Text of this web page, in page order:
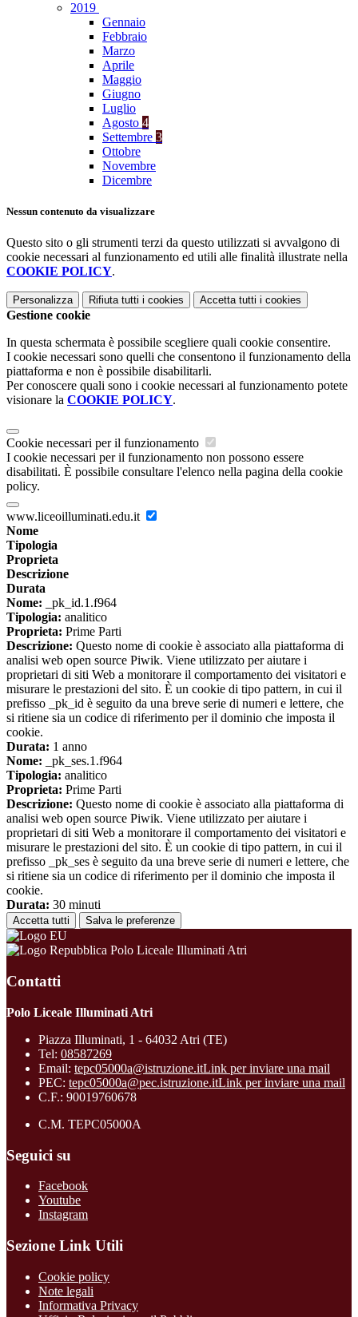
2019
Gennaio
Febbraio
Marzo
Aprile
Maggio
Giugno
Luglio
Agosto 4
Settembre 3
Ottobre
Novembre
Dicembre
Nessun contenuto da visualizzare
Questo sito o gli strumenti terzi da questo utilizzati si avvalgono di
cookie necessari al funzionamento ed utili alle finalità illustrate nella
COOKIE POLICY.
Personalizza Rifiuta tutti i cookies Accetta tutti i cookies
Gestione cookie
In questa schermata è possibile scegliere quali cookie consentire.
I cookie necessari sono quelli che consentono il funzionamento della
piattaforma e non è possibile disabilitarli.
Per conoscere quali sono i cookie necessari al funzionamento potete
visionare la COOKIE POLICY.
Cookie necessari per il funzionamento
I cookie necessari per il funzionamento non possono essere
disabilitati. È possibile consultare l'elenco nella pagina della cookie
policy.
www.liceoilluminati.edu.it
Nome
Tipologia
Proprieta
Descrizione
Durata
Nome: _pk_id.1.f964
Tipologia: analitico
Proprieta: Prime Parti
Descrizione: Questo nome di cookie è associato alla piattaforma di
analisi web open source Piwik. Viene utilizzato per aiutare i
proprietari di siti Web a monitorare il comportamento dei visitatori e
misurare le prestazioni del sito. È un cookie di tipo pattern, in cui il
prefisso _pk_id è seguito da una breve serie di numeri e lettere, che
si ritiene sia un codice di riferimento per il dominio che imposta il
cookie.
Durata: 1 anno
Nome: _pk_ses.1.f964
Tipologia: analitico
Proprieta: Prime Parti
Descrizione: Questo nome di cookie è associato alla piattaforma di
analisi web open source Piwik. Viene utilizzato per aiutare i
proprietari di siti Web a monitorare il comportamento dei visitatori e
misurare le prestazioni del sito. È un cookie di tipo pattern, in cui il
prefisso _pk_ses è seguito da una breve serie di numeri e lettere, che
si ritiene sia un codice di riferimento per il dominio che imposta il
cookie.
Durata: 30 minuti
Accetta tutti Salva le preferenze
Polo Liceale Illuminati Atri
Contatti
Polo Liceale Illuminati Atri
Piazza Illuminati, 1 - 64032 Atri (TE)
Tel: 08587269
Email: tepc05000a@istruzione.itLink per inviare una mail
PEC: tepc05000a@pec.istruzione.itLink per inviare una mail
C.F.: 90019760678
C.M. TEPC05000A
Seguici su
Facebook
Youtube
Instagram
Sezione Link Utili
Cookie policy
Note legali
Informativa Privacy